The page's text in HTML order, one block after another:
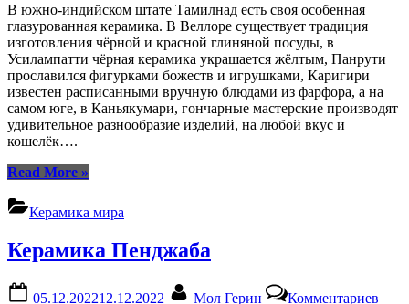
В южно-индийском штате Тамилнад есть своя особенная
глазурованная керамика. В Веллоре существует традиция
изготовления чёрной и красной глиняной посуды, в
Усилампатти чёрная керамика украшается жёлтым, Панрути
прославился фигурками божеств и игрушками, Каригири
известен расписанными вручную блюдами из фарфора, а на
самом юге, в Каньякумари, гончарные мастерские производят
удивительное разнообразие изделий, на любой вкус и
кошелёк….
Read More“Керамика
»
Керамика мира
Керамика Пенджаба
05.12.202212.12.2022 Мол Герин Комментариев